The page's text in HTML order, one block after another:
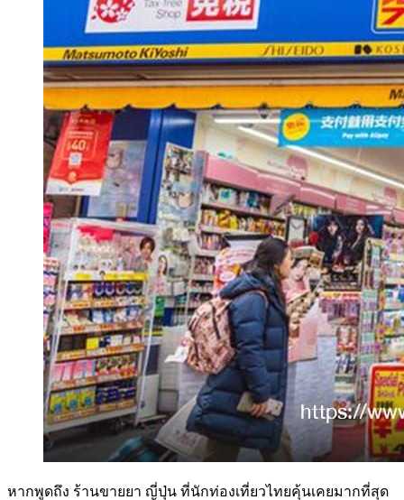
หากพูดถึง ร้านขายยา ญี่ปุ่น ที่นักท่องเที่ยวไทยคุ้นเคยมากที่สุด